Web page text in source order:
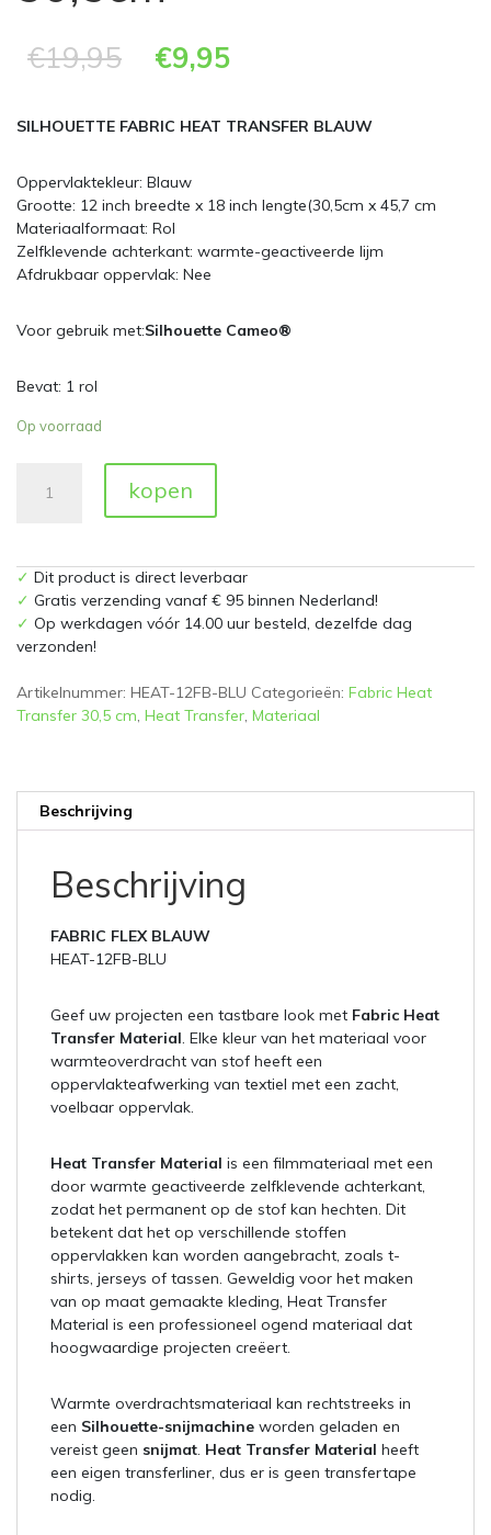
€19,95 €9,95
SILHOUETTE FABRIC HEAT TRANSFER BLAUW
Oppervlaktekleur: Blauw
Grootte: 12 inch breedte x 18 inch lengte(30,5cm x 45,7 cm
Materiaalformaat: Rol
Zelfklevende achterkant: warmte-geactiveerde lijm
Afdrukbaar oppervlak: Nee
Voor gebruik met:Silhouette Cameo®
Bevat: 1 rol
Op voorraad
Fabric
Blauw
30,5cm
aantal
kopen
✓ Dit product is direct leverbaar
✓ Gratis verzending vanaf € 95 binnen Nederland!
✓ Op werkdagen vóór 14.00 uur besteld, dezelfde dag
verzonden!
Artikelnummer: HEAT-12FB-BLU Categorieën: Fabric Heat
Transfer 30,5 cm, Heat Transfer, Materiaal
Beschrijving
Beschrijving
FABRIC FLEX BLAUW
HEAT-12FB-BLU
Geef uw projecten een tastbare look met Fabric Heat
Transfer Material. Elke kleur van het materiaal voor
warmteoverdracht van stof heeft een
oppervlakteafwerking van textiel met een zacht,
voelbaar oppervlak.
Heat Transfer Material is een filmmateriaal met een
door warmte geactiveerde zelfklevende achterkant,
zodat het permanent op de stof kan hechten. Dit
betekent dat het op verschillende stoffen
oppervlakken kan worden aangebracht, zoals t-
shirts, jerseys of tassen. Geweldig voor het maken
van op maat gemaakte kleding, Heat Transfer
Material is een professioneel ogend materiaal dat
hoogwaardige projecten creëert.
Warmte overdrachtsmateriaal kan rechtstreeks in
een Silhouette-snijmachine worden geladen en
vereist geen snijmat. Heat Transfer Material heeft
een eigen transferliner, dus er is geen transfertape
nodig.